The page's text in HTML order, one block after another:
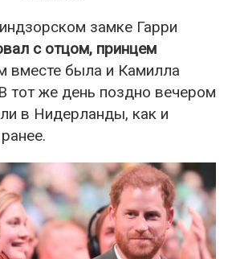
замке Гарри
с отцом, принцем
вместе была и Камилла
тот же день поздно вечером
в Нидерланды, как и